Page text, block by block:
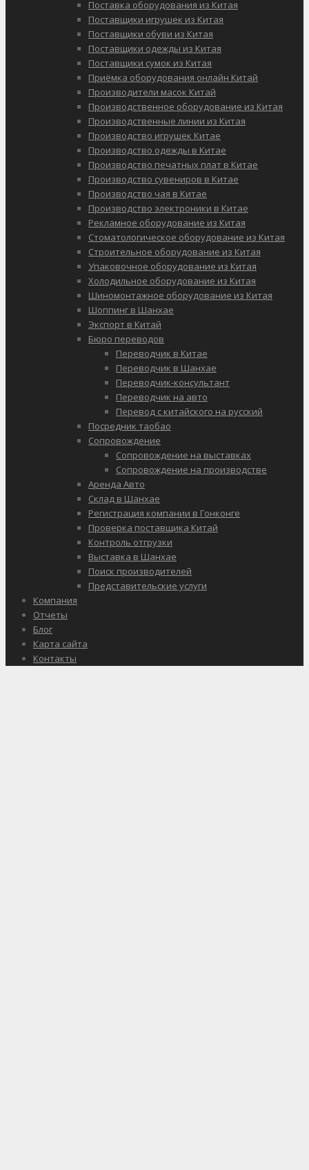
Поставка оборудования из Китая
Поставщики игрушек из Китая
Поставщики обуви из Китая
Поставщики одежды из Китая
Поставщики сумок из Китая
Приёмка оборудования онлайн Китай
Производители масок Китай
Производственное оборудование из Китая
Производственные линии из Китая
Производство игрушек Китае
Производство одежды в Китае
Производство печатных плат в Китае
Производство сувениров в Китае
Производство чая в Китае
Производство электроники в Китае
Рекламное оборудование из Китая
Стоматологическое оборудование из Китая
Строительное оборудование из Китая
Упаковочное оборудование из Китая
Холодильное оборудование из Китая
Шиномонтажное оборудование из Китая
Шоппинг в Шанхае
Экспорт в Китай
Бюро переводов
Переводчик в Китае
Переводчик в Шанхае
Переводчик-консультант
Переводчик на авто
Перевод с китайского на русский
Посредник таобао
Сопровождение
Сопровождение на выставках
Сопровождение на производстве
Аренда Авто
Склад в Шанхае
Регистрация компании в Гонконге
Проверка поставщика Китай
Контроль отгрузки
Выставка в Шанхае
Поиск производителей
Представительские услуги
Компания
Отчеты
Блог
Карта сайта
Контакты